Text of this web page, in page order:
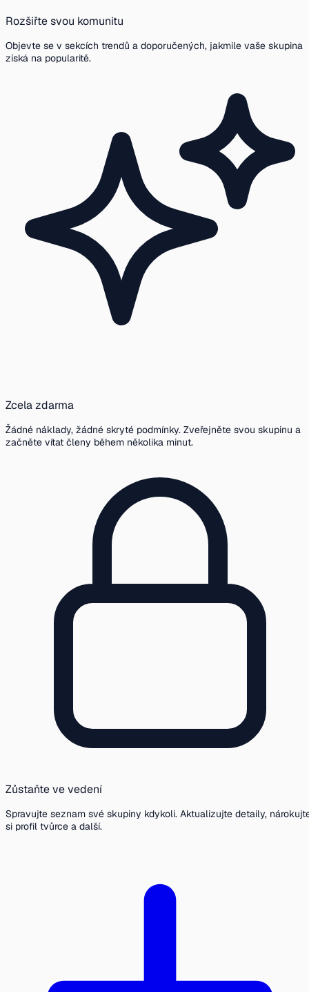
Rozšiřte svou komunitu
Objevte se v sekcích trendů a doporučených, jakmile vaše skupina
získá na popularitě.
Zcela zdarma
Žádné náklady, žádné skryté podmínky. Zveřejněte svou skupinu a
začněte vítat členy během několika minut.
Zůstaňte ve vedení
Spravujte seznam své skupiny kdykoli. Aktualizujte detaily,
si profil tvůrce a další.